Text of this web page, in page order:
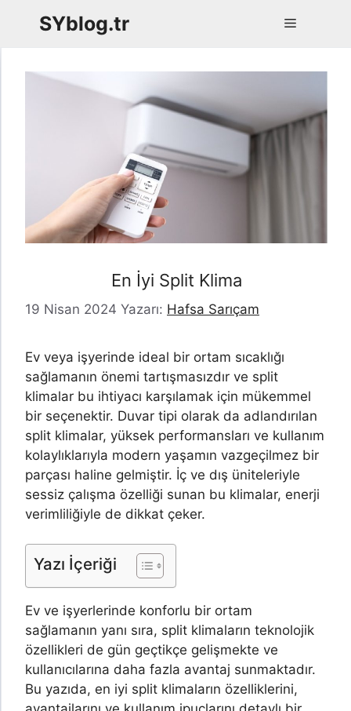
SYblog.tr Menü
En İyi Split Klima
19 Nisan 2024 Yazarı: Hafsa Sarıçam
Ev veya işyerinde ideal bir ortam sıcaklığı
sağlamanın önemi tartışmasızdır ve split
klimalar bu ihtiyacı karşılamak için mükemmel
bir seçenektir. Duvar tipi olarak da adlandırılan
split klimalar, yüksek performansları ve kullanım
kolaylıklarıyla modern yaşamın vazgeçilmez bir
parçası haline gelmiştir. İç ve dış üniteleriyle
sessiz çalışma özelliği sunan bu klimalar, enerji
verimliliğiyle de dikkat çeker.
Yazı İçeriği
Ev ve işyerlerinde konforlu bir ortam
sağlamanın yanı sıra, split klimaların teknolojik
özellikleri de gün geçtikçe gelişmekte ve
kullanıcılarına daha fazla avantaj sunmaktadır.
Bu yazıda, en iyi split klimaların özelliklerini,